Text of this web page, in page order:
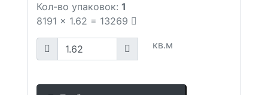
Кол-во упаковок: 1
8191 x 1.62 = 13269
кв.м